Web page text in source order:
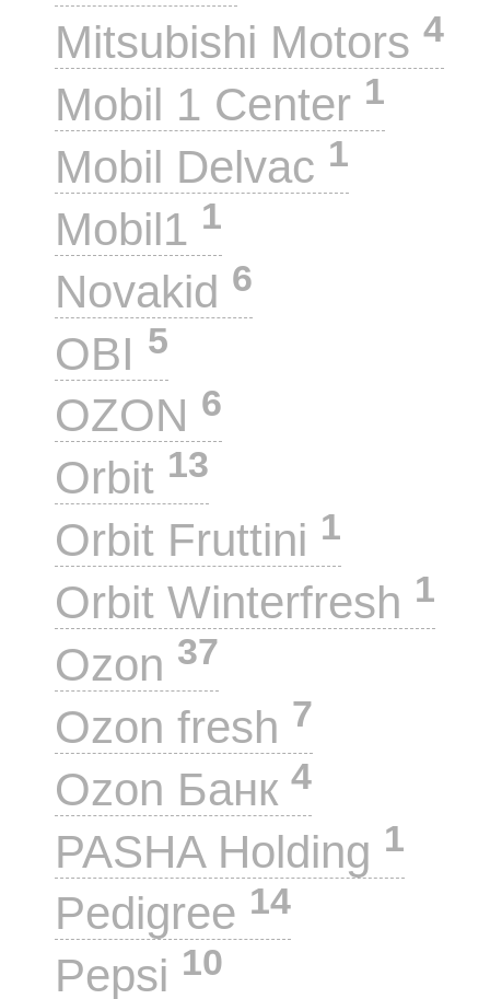
Mitsubishi Motors 4
Mobil 1 Center 1
Mobil Delvac 1
Mobil1 1
Novakid 6
OBI 5
OZON 6
Orbit 13
Orbit Fruttini 1
Orbit Winterfresh 1
Ozon 37
Ozon fresh 7
Ozon Банк 4
PASHA Holding 1
Pedigree 14
Pepsi 10